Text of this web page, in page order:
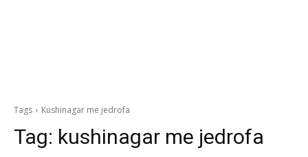
Tags Kushinagar me jedrofa
Tag: kushinagar me jedrofa